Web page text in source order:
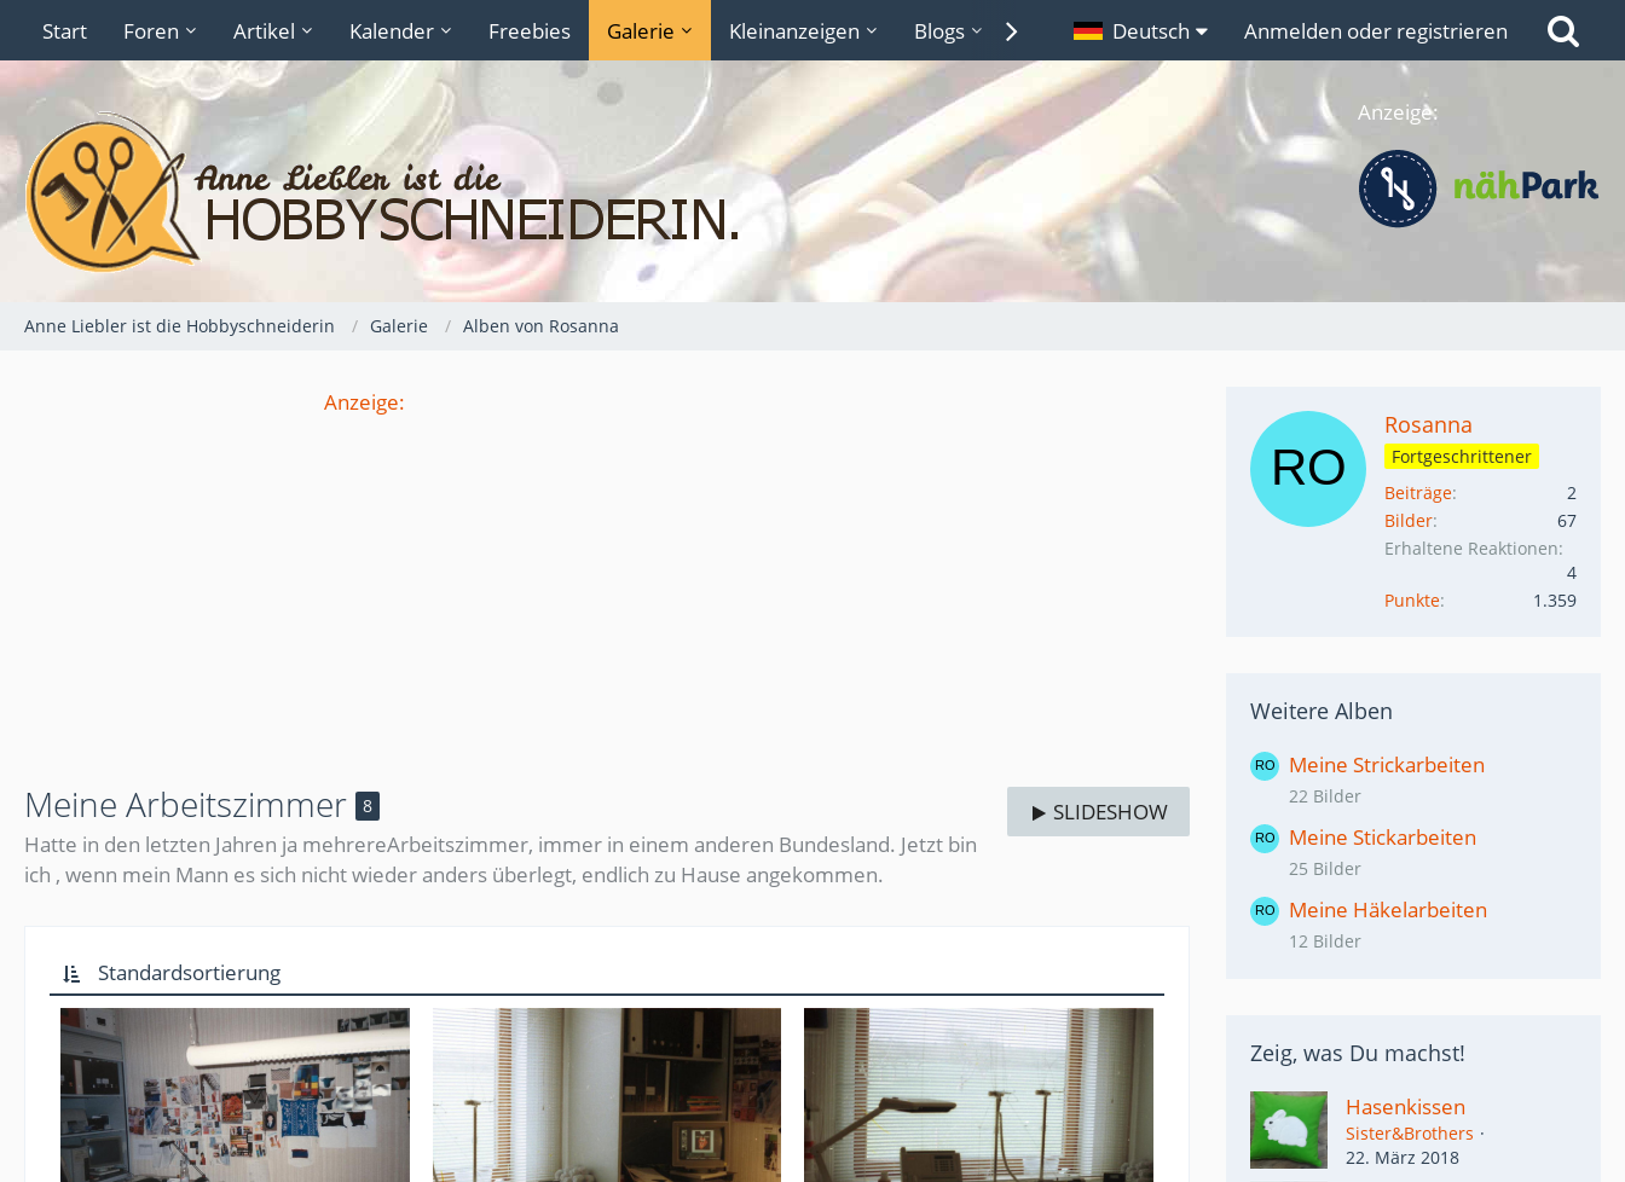
Start Foren Artikel Kalender Freebies Galerie Kleinanzeigen Blogs Lexikon Links
Deutsch Anmelden oder registrieren
Anzeige:
Anne Liebler ist die Hobbyschneiderin Galerie Alben von Rosanna
Anzeige:
Meine Arbeitszimmer 8
Hatte in den letzten Jahren ja mehrereArbeitszimmer, immer in einem anderen Bundesland. Jetzt bin
ich , wenn mein Mann es sich nicht wieder anders überlegt, endlich zu Hause angekommen.
SLIDESHOW
Standardsortierung
Rosanna
Fortgeschrittener
Beiträge
2
Bilder
67
Erhaltene Reaktionen
4
Punkte
1.359
Weitere Alben
Meine Strickarbeiten
22 Bilder
Meine Stickarbeiten
25 Bilder
Meine Häkelarbeiten
12 Bilder
Zeig, was Du machst!
Hasenkissen
Sister&Brothers
22. März 2018